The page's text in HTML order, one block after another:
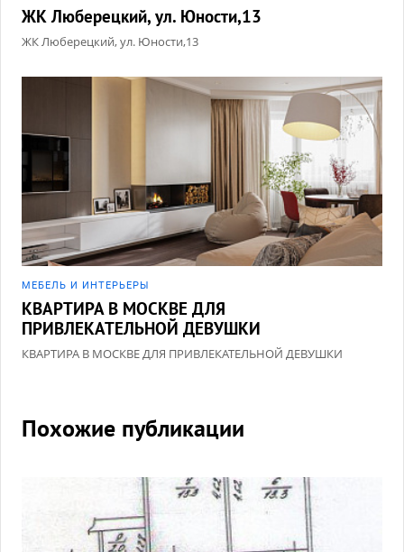
ЖК Люберецкий, ул. Юности,13
ЖК Люберецкий, ул. Юности,13
МЕБЕЛЬ И ИНТЕРЬЕРЫ
КВАРТИРА В МОСКВЕ ДЛЯ
ПРИВЛЕКАТЕЛЬНОЙ ДЕВУШКИ
КВАРТИРА В МОСКВЕ ДЛЯ ПРИВЛЕКАТЕЛЬНОЙ ДЕВУШКИ
Похожие публикации